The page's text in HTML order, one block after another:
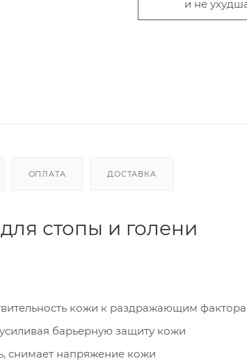
и не
ОПЛАТА ДОСТАВКА
стопы и голени
кожи к раздражающим
барьерную защиту кожи
снимает напряжение кожи